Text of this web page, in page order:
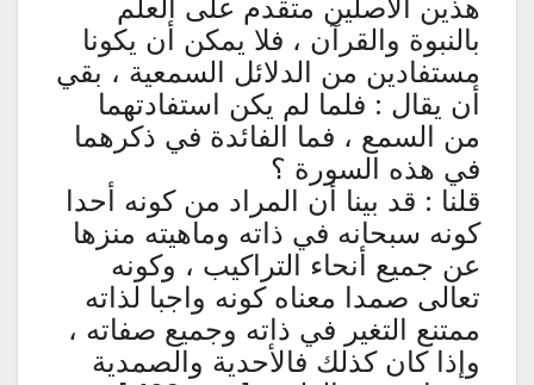
هذين الأصلين متقدم على العلم
بالنبوة والقرآن ، فلا يمكن أن يكونا
مستفادين من الدلائل السمعية ، بقي
أن يقال : فلما لم يكن استفادتهما
من السمع ، فما الفائدة في ذكرهما
في هذه السورة ؟
قلنا : قد بينا أن المراد من كونه أحدا
كونه سبحانه في ذاته وماهيته منزها
عن جميع أنحاء التراكيب ، وكونه
تعالى صمدا معناه كونه واجبا لذاته
ممتنع التغير في ذاته وجميع صفاته ،
وإذا كان كذلك فالأحدية والصمدية